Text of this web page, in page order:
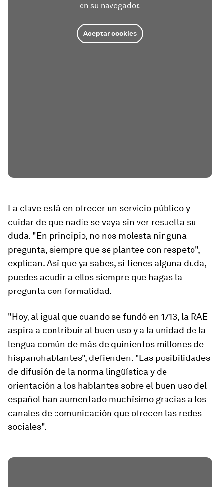
en su navegador.
Aceptar cookies
La clave está en ofrecer un servicio público y
cuidar de que nadie se vaya sin ver resuelta su
duda. "En principio, no nos molesta ninguna
pregunta, siempre que se plantee con respeto",
explican. Así que ya sabes, si tienes alguna duda,
puedes acudir a ellos siempre que hagas la
pregunta con formalidad.
"Hoy, al igual que cuando se fundó en 1713, la RAE
aspira a contribuir al buen uso y a la unidad de la
lengua común de más de quinientos millones de
hispanohablantes", defienden. "Las posibilidades
de difusión de la norma lingüística y de
orientación a los hablantes sobre el buen uso del
español han aumentado muchísimo gracias a los
canales de comunicación que ofrecen las redes
sociales".